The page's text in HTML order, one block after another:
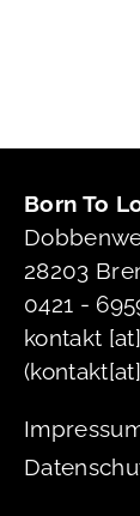
Born To
28203
0421 -
kontakt [at]